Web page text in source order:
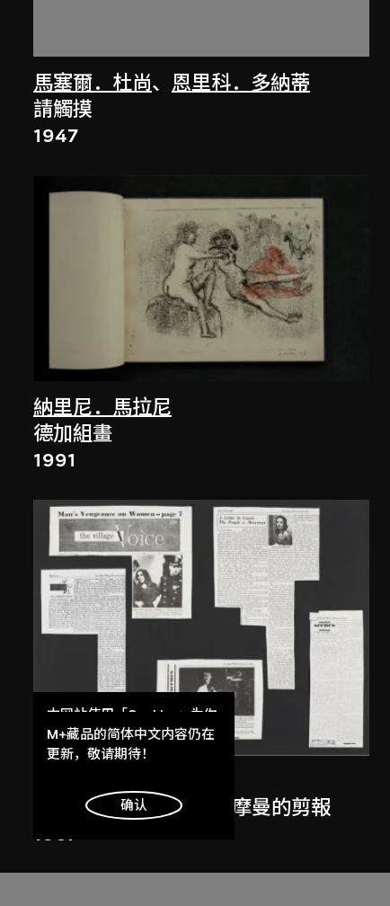
馬塞爾．杜尚、 恩里科．多納蒂
請觸摸
1947
納里尼．馬拉尼
德加組畫
1991
有關白南準與夏洛特・摩曼的剪報
1967
本网站使用「Cookies」为你
提供最好的网站体验。
了解更多
明白
M+藏品的简体中文内容仍在
更新，敬请期待！
确认